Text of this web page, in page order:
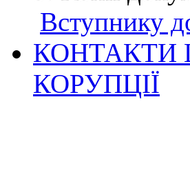
Вступнику
КОНТАКТИ
КОРУПЦІЇ